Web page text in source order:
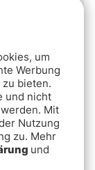
FG28
um
Werbung
bieten.
und nicht
Mit
Nutzung
zu. Mehr
und